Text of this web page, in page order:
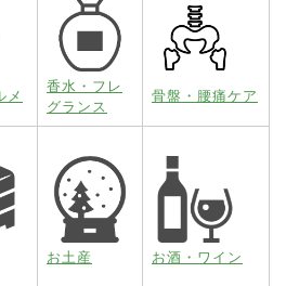
メ
香水・フレ
グランス
骨盤・腰痛ケア
お土産 お酒・ワイン